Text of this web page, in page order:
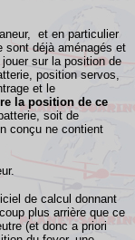
et en particulier
sont déjà aménagés et
sur la position de
position servos,
et le
la position de ce
soit de
conçu ne contient
de calcul donnant
plus arrière que ce
(et donc a priori